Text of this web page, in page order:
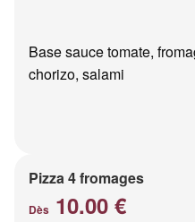
Base sauce tomate,
chorizo, salami
Pizza 4 fromages
Dès 10.00 €